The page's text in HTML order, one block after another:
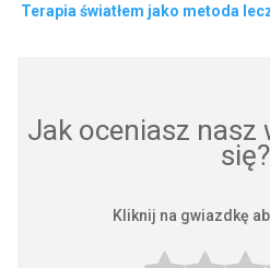
Terapia światłem jako metoda
Jak oceniasz nasz
się?
Kliknij na gwiazdkę